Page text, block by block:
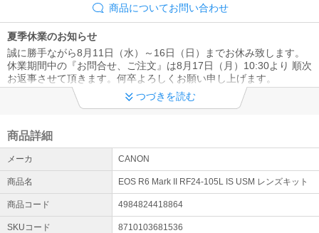
商品についてお問い合わせ
夏季休業のお知らせ
誠に勝手ながら8月11日（水）～16日（日）までお休み致します。
休業期間中の『お問合せ、ご注文』は8月17日（月）10:30より 順次
お返事させて頂きます。何卒よろしくお願い申し上げます。
エアコンの工事日程について（8/3時点）
取外しと取付→【東京23区は２week】【23区外、千葉、埼玉、神
奈川は４week】そのほかの地域は３week～５weekです。
《配送事故・修理》お問い合わせ
受付時間：10時～17時 09018005790 09018031921 （土・
日・祝日、夏期・年末年始等の当社休業日を除く）
つづきを読む
商品詳細
メーカ CANON
商品名 EOS R6 Mark II RF24-105L IS USM レンズキット
商品コード 4984824418864
SKUコード 8710103681536